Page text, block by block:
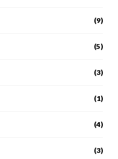
(9)
(5)
(3)
(1)
(4)
(3)